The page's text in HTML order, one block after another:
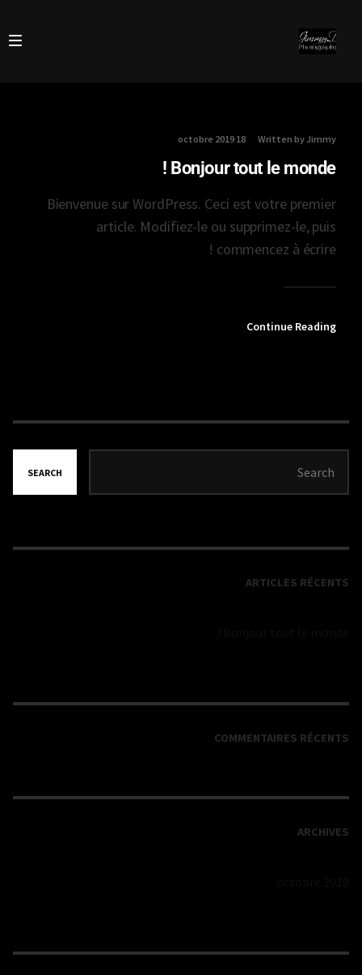
Written by Jimmy
18 octobre 2019
Bonjour tout le monde !
Bienvenue sur WordPress. Ceci est votre premier
article. Modifiez-le ou supprimez-le, puis
commencez à écrire !
Continue Reading
SEARCH
ARTICLES RÉCENTS
COMMENTAIRES RÉCENTS
ARCHIVES